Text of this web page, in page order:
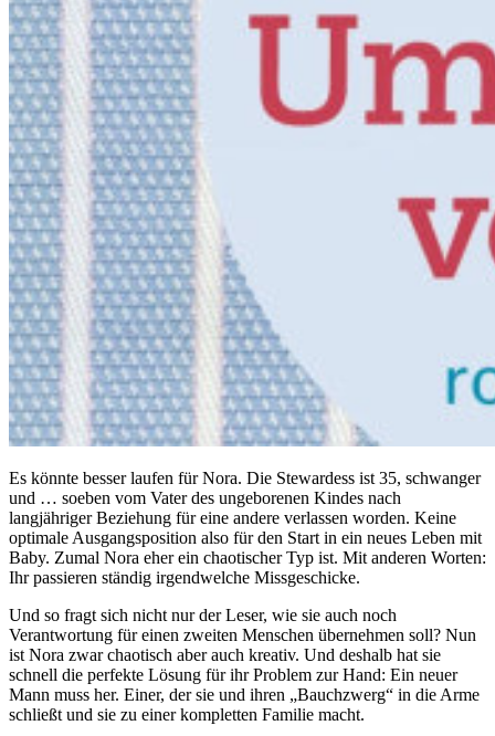
Es könnte besser laufen für Nora. Die Stewardess ist 35, schwanger
und … soeben vom Vater des ungeborenen Kindes nach
langjähriger Beziehung für eine andere verlassen worden. Keine
optimale Ausgangsposition also für den Start in ein neues Leben mit
Baby. Zumal Nora eher ein chaotischer Typ ist. Mit anderen Worten:
Ihr passieren ständig irgendwelche Missgeschicke.
Und so fragt sich nicht nur der Leser, wie sie auch noch
Verantwortung für einen zweiten Menschen übernehmen soll? Nun
ist Nora zwar chaotisch aber auch kreativ. Und deshalb hat sie
schnell die perfekte Lösung für ihr Problem zur Hand: Ein neuer
Mann muss her. Einer, der sie und ihren „Bauchzwerg“ in die Arme
schließt und sie zu einer kompletten Familie macht.